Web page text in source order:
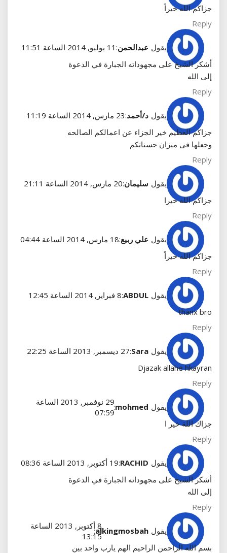
جزاكم الله خيراً
Reply
يقول عبدالحمن: 11 يوليو, 2014 الساعة 11:51
أشكر الشيخ على مجهوداته الجبارة في الدعوة
إلى الله
Reply
يقول د/أحمد:23 مارس, 2014 الساعة 11:19
جزاكم العظيم خير الجزاء عن اعمالكم الصالحه
وجعلها فى ميزان حسناتكم
Reply
يقول سليمان:20 مارس, 2014 الساعة 21:11
جزاكم الله خيرا
Reply
يقول علي ربيع:18 مارس, 2014 الساعة 04:44
جزاكم الله خيراً
Reply
يقول ABDUL
:8 فبراير, 2014 الساعة 12:45
thanx bro
Reply
يقول Sara
:27 ديسمبر, 2013 الساعة 22:25
Djazak allahe hkayran
Reply
يقول mohmed
:
29 نوفمبر, 2013 الساعة
07:59
جزاك اللة خير ا
Reply
يقول RACHID
:19 أكتوبر, 2013 الساعة 08:36
أشكر الشيخ على مجهوداته الجبارة في الدعوة
إلى الله
Reply
يقول alkingmosbah
:
8 أكتوبر, 2013 الساعة
13:15
بسم الله الراحمن الراحيم الهم يارب واحد بين